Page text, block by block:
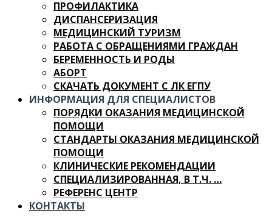
ПРОФИЛАКТИКА
ДИСПАНСЕРИЗАЦИЯ
МЕДИЦИНСКИЙ ТУРИЗМ
РАБОТА С ОБРАЩЕНИЯМИ ГРАЖДАН
БЕРЕМЕННОСТЬ И РОДЫ
АБОРТ
СКАЧАТЬ ДОКУМЕНТ С ЛК ЕГПУ
ИНФОРМАЦИЯ ДЛЯ СПЕЦИАЛИСТОВ
ПОРЯДКИ ОКАЗАНИЯ МЕДИЦИНСКОЙ
ПОМОЩИ
СТАНДАРТЫ ОКАЗАНИЯ МЕДИЦИНСКОЙ
ПОМОЩИ
КЛИНИЧЕСКИЕ РЕКОМЕНДАЦИИ
СПЕЦИАЛИЗИРОВАННАЯ, В Т.Ч. …
РЕФЕРЕНС ЦЕНТР
КОНТАКТЫ